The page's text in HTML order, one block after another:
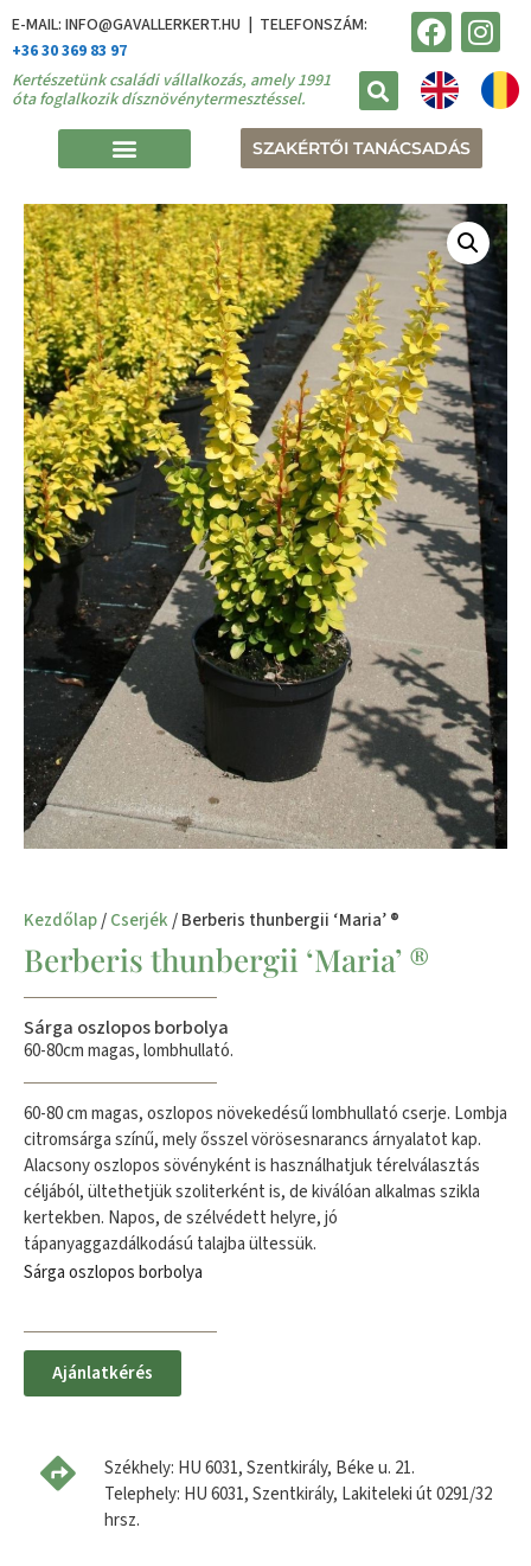
E-MAIL: INFO@GAVALLERKERT.HU | TELEFONSZÁM:
+36 30 369 83 97
Kertészetünk családi vállalkozás, amely 1991
óta foglalkozik dísznövénytermesztéssel.
SZAKÉRTŐI TANÁCSADÁS
Kezdőlap/Cserjék/ Berberis thunbergii ‘Maria’ ®
Berberis thunbergii ‘Maria’ ®
Sárga oszlopos borbolya
60-80cm magas, lombhullató.
60-80 cm magas, oszlopos növekedésű lombhullató cserje. Lombja
citromsárga színű, mely ősszel vörösesnarancs árnyalatot kap.
Alacsony oszlopos sövényként is használhatjuk térelválasztás
céljából, ültethetjük szoliterként is, de kiválóan alkalmas szikla
kertekben. Napos, de szélvédett helyre, jó
tápanyaggazdálkodású talajba ültessük.
Sárga oszlopos borbolya
Ajánlatkérés
Székhely: HU 6031, Szentkirály, Béke u. 21.
Telephely: HU 6031, Szentkirály, Lakiteleki út 0291/32
hrsz.